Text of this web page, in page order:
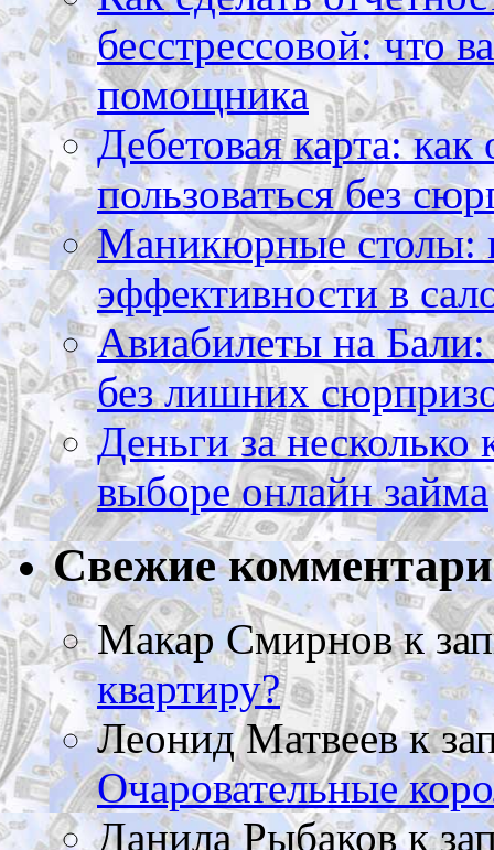
бесстрессовой: что
помощника
Дебетовая карта:
пользоваться без
Маникюрные столы:
эффективности в
Авиабилеты на Бали:
без лишних
Деньги за
выборе онлайн займа
Свежие
Макар Смирновк
квартиру?
Леонид Матвеевк
Очаровательные
Данила Рыбаковк